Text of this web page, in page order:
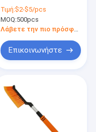
σκουπών χιονιού
εργαλείων
αφαίρεσης χιονιού
Τιμή:$2-$5/pcs
MOQ:500pcs
Λάβετε την πιο πρόσφατη τιμή
Επικοινωνήστε